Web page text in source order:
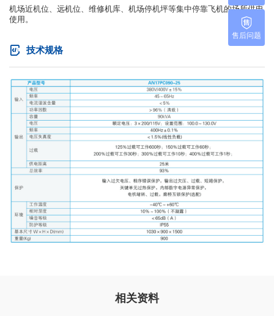
机场近机位、远机位、维修机库、机场停机坪等集中停靠飞机的场所供电
使用。
技术规格
相关资料
售后问题